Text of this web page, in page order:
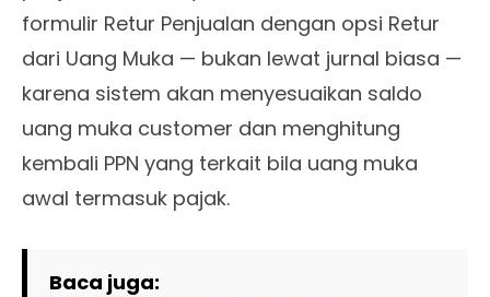
formulir Retur Penjualan dengan opsi Retur
dari Uang Muka — bukan lewat jurnal biasa —
karena sistem akan menyesuaikan saldo
uang muka customer dan menghitung
kembali PPN yang terkait bila uang muka
awal termasuk pajak.
Baca juga: